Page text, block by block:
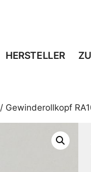
HERSTELLER
/ Gewinderollkopf